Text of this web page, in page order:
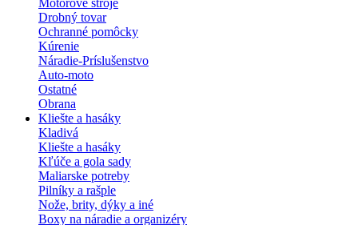
Motorové stroje
Drobný tovar
Ochranné pomôcky
Kúrenie
Náradie-Príslušenstvo
Auto-moto
Ostatné
Obrana
Kliešte a hasáky
Kladivá
Kliešte a hasáky
Kľúče a gola sady
Maliarske potreby
Pilníky a rašple
Nože, brity, dýky a iné
Boxy na náradie a organizéry